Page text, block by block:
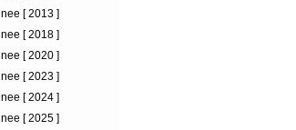
[ 2013 ]
[ 2018 ]
[ 2020 ]
[ 2023 ]
[ 2024 ]
[ 2025 ]